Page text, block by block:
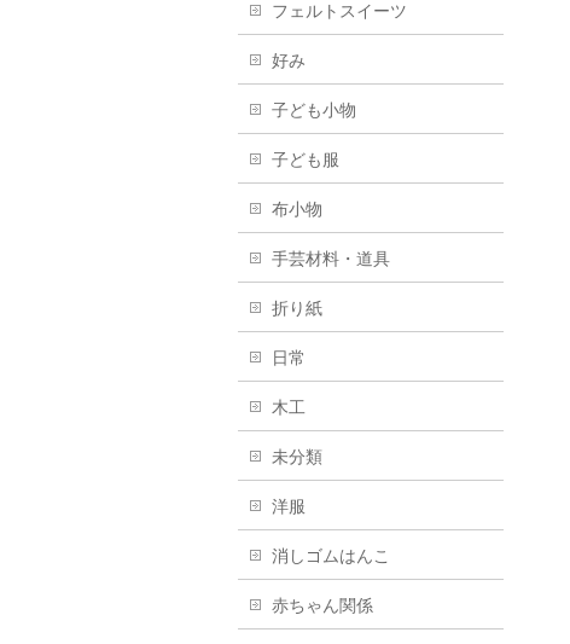
フェルトスイーツ
好み
子ども小物
子ども服
布小物
手芸材料・道具
折り紙
日常
木工
未分類
洋服
消しゴムはんこ
赤ちゃん関係